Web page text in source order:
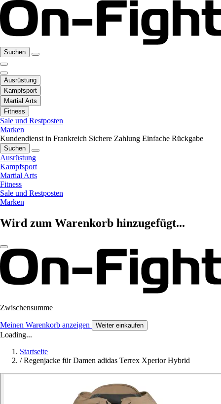
Suchen
Ausrüstung
Kampfsport
Martial Arts
Fitness
Sale und Restposten
Marken
Kundendienst in Frankreich Sichere Zahlung Einfache Rückgabe
Suchen
Ausrüstung
Kampfsport
Martial Arts
Fitness
Sale und Restposten
Marken
Wird zum Warenkorb hinzugefügt...
Zwischensumme
Meinen Warenkorb anzeigen Weiter einkaufen
Loading...
Startseite
/ Regenjacke für Damen adidas Terrex Xperior Hybrid